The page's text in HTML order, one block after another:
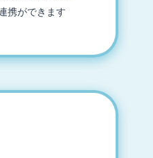
携ができます